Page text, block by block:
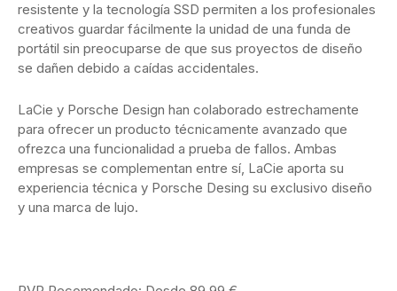
resistente y la tecnología SSD permiten a los profesionales
creativos guardar fácilmente la unidad de una funda de
portátil sin preocuparse de que sus proyectos de diseño
se dañen debido a caídas accidentales.
LaCie y Porsche Design han colaborado estrechamente
para ofrecer un producto técnicamente avanzado que
ofrezca una funcionalidad a prueba de fallos. Ambas
empresas se complementan entre sí, LaCie aporta su
experiencia técnica y Porsche Desing su exclusivo diseño
y una marca de lujo.